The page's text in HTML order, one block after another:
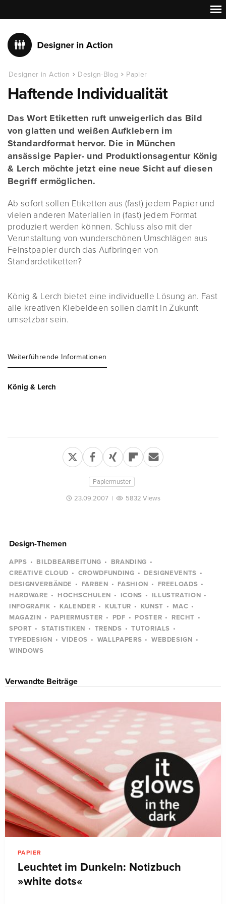
Designer in Action Design-Blog Papier
Haftende Individualität
Das Wort Etiketten ruft unweigerlich das Bild
von glatten und weißen Aufklebern im
Standardformat hervor. Die in München
ansässige Papier- und Produktionsagentur König
& Lerch möchte jetzt eine neue Sicht auf diesen
Begriff ermöglichen.
Ab sofort sollen Etiketten aus (fast) jedem Papier und
vielen anderen Materialien in (fast) jedem Format
produziert werden können. Schluss also mit der
Verunstaltung von wunderschönen Umschlägen aus
Feinstpapier durch das Aufbringen von
Standardetiketten?
König & Lerch bietet eine individuelle Lösung an. Fast
alle kreativen Klebeideen sollen damit in Zukunft
umsetzbar sein.
Weiterführende Informationen
König & Lerch
Papiermuster
23.09.2007 | 5832 Views
Design-Themen
APPS BILDBEARBEITUNG
BRANDING
CREATIVE CLOUD
CROWDFUNDING
DESIGNEVENTS
DESIGNVERBÄNDE
FARBEN FASHION
FREELOADS
HARDWARE
HOCHSCHULEN ICONS
ILLUSTRATION
INFOGRAFIK
KALENDER KULTUR KUNST
MAC
MAGAZIN
PAPIERMUSTER PDF POSTER
RECHT
SPORT
STATISTIKEN TRENDS
TUTORIALS
TYPEDESIGN
VIDEOS WALLPAPERS
WEBDESIGN
WINDOWS
Verwandte Beiträge
PAPIER
Leuchtet im Dunkeln: Notizbuch
»white dots«